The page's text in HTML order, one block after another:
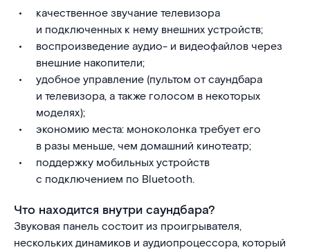
качественное звучание телевизора
и подключенных к нему внешних устройств;
воспроизведение аудио- и видеофайлов через
внешние накопители;
удобное управление (пультом от саундбара
и телевизора, а также голосом в некоторых
моделях);
экономию места: моноколонка требует его
в разы меньше, чем домашний кинотеатр;
поддержку мобильных устройств
с подключением по Bluetooth.
Что находится внутри саундбара?
Звуковая панель состоит из проигрывателя,
нескольких динамиков и аудиопроцессора, который